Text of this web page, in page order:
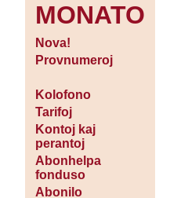
MONATO
Nova!
Provnumeroj
Kolofono
Tarifoj
Kontoj kaj
perantoj
Abonhelpa
fonduso
Abonilo